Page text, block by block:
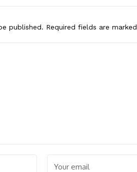
published. Required fields are marked